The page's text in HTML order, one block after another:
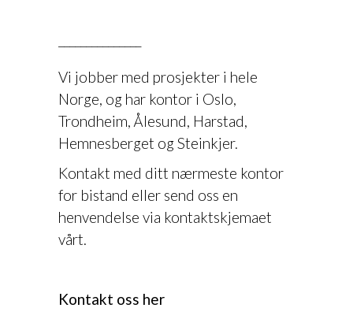
Vi jobber med prosjekter i hele
Norge, og har kontor i Oslo,
Trondheim, Ålesund, Harstad,
Hemnesberget og Steinkjer.
Kontakt med ditt nærmeste kontor
for bistand eller send oss en
henvendelse via kontaktskjemaet
vårt.
Kontakt oss her